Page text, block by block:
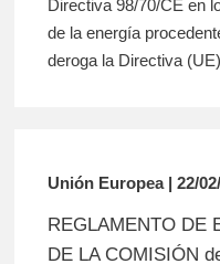
Directiva 98/70/CE en
de la energía
deroga la Directiva
Unión Europea | 22/
REGLAMENTO DE
DE LA COMISIÓN